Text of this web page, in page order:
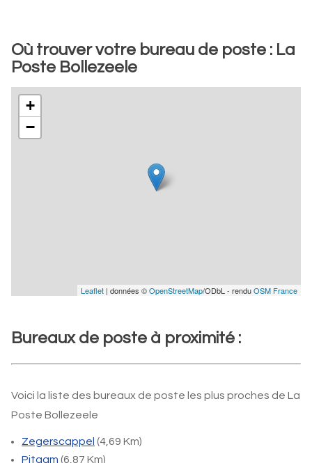
Où trouver votre bureau de poste : La
Poste Bollezeele
+
−
Leaflet | données ©OpenStreetMap/ODbL - renduOSM France
Bureaux de poste à proximité :
Voici la liste des bureaux de poste les plus proches de La
Poste Bollezeele
Zegerscappel (4,69 Km)
Pitgam (6,87 Km)